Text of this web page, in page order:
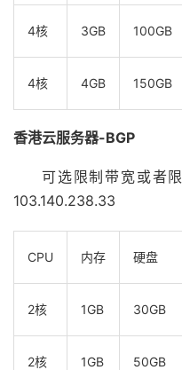
4核 3GB 100GB
4核 4GB 150GB
香港云服务器-BGP
可选限制带宽或者
103.140.238.33
CPU 内存 硬盘
2核 1GB 30GB
2核 1GB 50GB